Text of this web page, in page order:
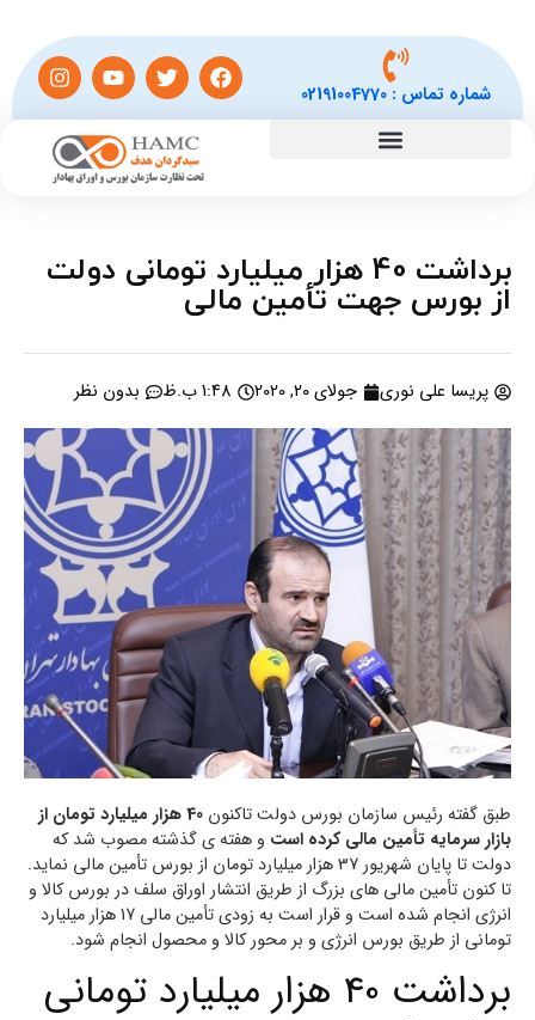
شماره تماس :02191004770
برداشت 40 هزار میلیارد تومانی دولت
از بورس جهت تأمین مالی
پریسا علی نوری جولای 20, 2020 1:48 ب.ظ بدون نظر
طبق گفته رئیس سازمان بورس دولت تاکنون
40 هزار میلیارد تومان از
بازار سرمایه تأمین مالی کرده است و هفته ی گذشته مصوب شد که
دولت تا پایان شهریور 37 هزار میلیارد تومان از بورس تأمین مالی نماید.
تا کنون تأمین مالی های بزرگ از طریق انتشار اوراق سلف در بورس کالا و
انرژی انجام شده است و قرار است به زودی تأمین مالی 17 هزار میلیارد
تومانی از طریق بورس انرژی و بر محور کالا و محصول انجام شود.
برداشت 40 هزار میلیارد تومانی